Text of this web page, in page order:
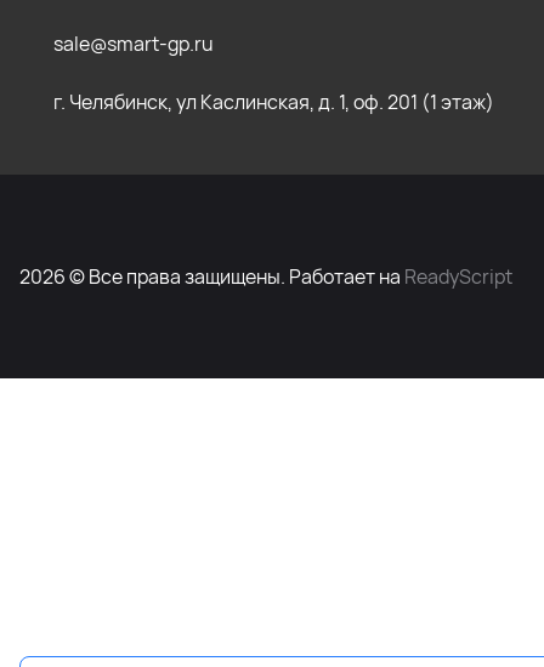
sale@smart-gp.ru
г. Челябинск, ул Каслинская, д. 1, оф. 201 (1 этаж)
2026 © Все права защищены. Работает на ReadyScript